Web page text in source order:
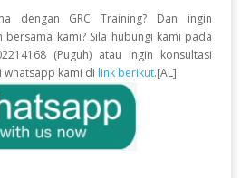
dengan GRC Training? Dan ingin
bersama kami? Sila hubungi kami pada
(Puguh) atau ingin konsultasi
kami di link berikut.[AL]